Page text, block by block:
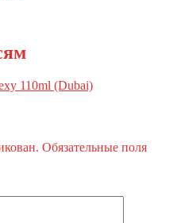
110ml (Dubai)
Обязательные поля